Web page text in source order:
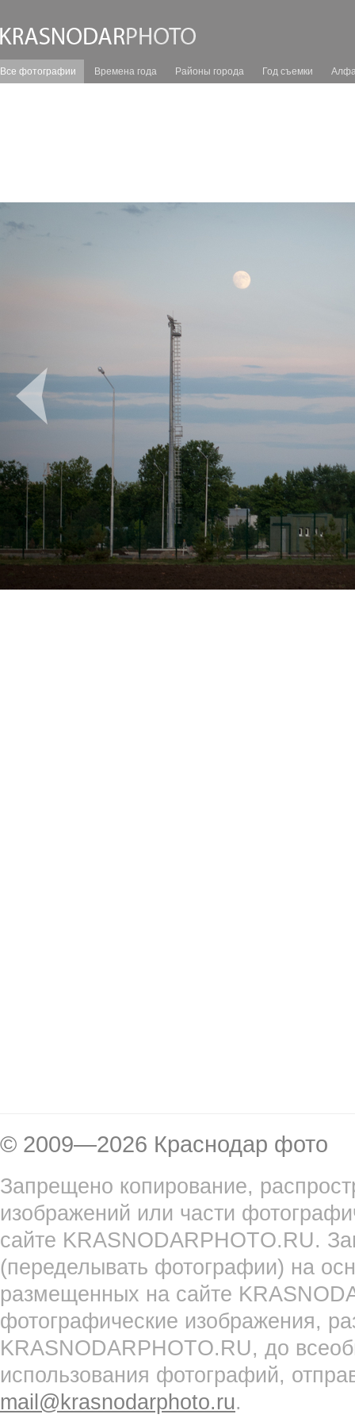
Все фотографии Времена года Районы города Год съемки
© 2009—2026 Краснодар фото
Запрещено копирование,
изображений или части
сайте KRASNODARPHOTO.RU.
(переделывать фотографии) на
размещенных на сайте
фотографические изображения,
KRASNODARPHOTO.RU, до
использования фотографий,
mail@krasnodarphoto.ru.